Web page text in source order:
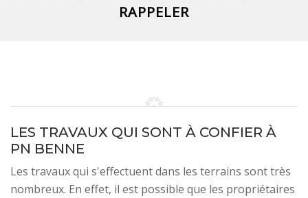
LES TRAVAUX QUI SONT À CONFIER À
PN BENNE
Les travaux qui s'effectuent dans les terrains sont très
nombreux. En effet, il est possible que les propriétaires